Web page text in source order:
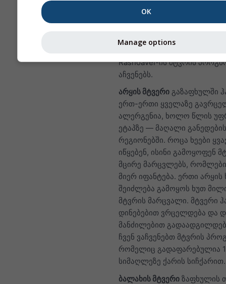
ევროპისათვის ჰაერის
მეტეოგრამას დამატებული
Rasnoavei-ის მტვრის
აჩვენებს.
არყის მტვერი გაზაფხულში
ერთ-ერთი ყველაზე
ალერგენია, ხოლო წლის
ეტაპზე — მაღალი განედების
რეგიონებში. როცა ხეები
იწყებენ, ისინი გამოყოფენ
მცირე მარცვლებს,
მიერ იფანტება. ერთი არყის
შეიძლება გამოყოს ხუთ
მტვრის მარცვალი. მტვერი
დინებებით ვრცელდება და
მანძილებით
ჩვენ ვაჩვენებთ მტვრის
რომელიც გადაფარებულია
სიმაღლეზე ქარის სიჩქარით.
ბალახის მტვერი ზაფხულის
OK
Manage options